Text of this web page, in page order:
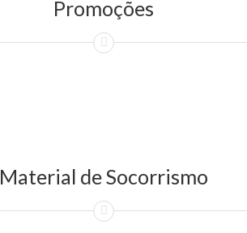
Promoções
Material de Socorrismo